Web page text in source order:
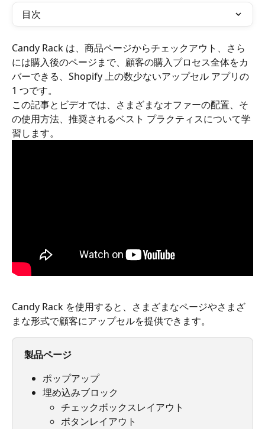
目次
Candy Rack は、商品ページからチェックアウト、さら
には購入後のページまで、顧客の購入プロセス全体をカ
バーできる、Shopify 上の数少ないアップセル アプリの
1 つです。
この記事とビデオでは、さまざまなオファーの配置、そ
の使用方法、推奨されるベスト プラクティスについて学
習します。
Candy Rack を使用すると、さまざまなページやさまざ
まな形式で顧客にアップセルを提供できます。
製品ページ
ポップアップ
埋め込みブロック
チェックボックスレイアウト
ボタンレイアウト